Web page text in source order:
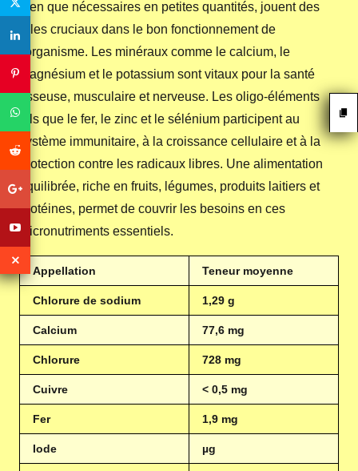
bien que nécessaires en petites quantités, jouent des
rôles cruciaux dans le bon fonctionnement de
l'organisme. Les minéraux comme le calcium, le
magnésium et le potassium sont vitaux pour la santé
osseuse, musculaire et nerveuse. Les oligo-éléments
tels que le fer, le zinc et le sélénium participent au
système immunitaire, à la croissance cellulaire et à la
protection contre les radicaux libres. Une alimentation
équilibrée, riche en fruits, légumes, produits laitiers et
protéines, permet de couvrir les besoins en ces
micronutriments essentiels.
Appellation Teneur moyenne
Chlorure de sodium 1,29 g
Calcium 77,6 mg
Chlorure 728 mg
Cuivre < 0,5 mg
Fer 1,9 mg
Iode µg